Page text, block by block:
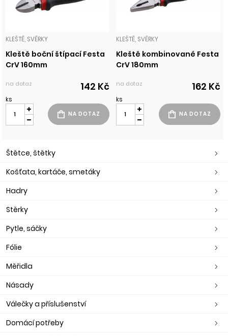
KLEŠTĚ, SVĚRKY
Kleště boční štípací Festa
CrV 160mm
na dotaz 142 Kč
ks
KLEŠTĚ, SVĚRKY
Kleště kombinované Festa
CrV 180mm
na dotaz 162 Kč
ks
Štětce, štětky
Košťata, kartáče, smetáky
Hadry
Stěrky
Pytle, sáčky
Fólie
Měřidla
Násady
Válečky a příslušenství
Domácí potřeby